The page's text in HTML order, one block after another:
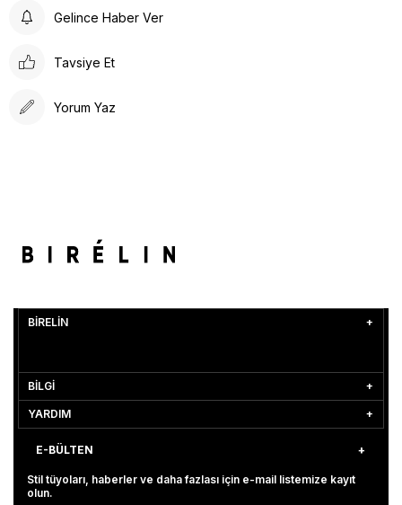
Gelince Haber Ver
Tavsiye Et
Yorum Yaz
BİRELİN
BİLGİ
YARDIM
E-BÜLTEN
Stil tüyoları, haberler ve daha fazlası için e-mail listemize kayıt
olun.